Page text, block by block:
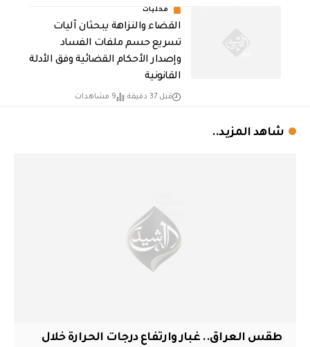
محليات
القضاء والنزاهة يبحثان آليات
تسريع حسم ملفات الفساد
وإصدار الأحكام القضائية وفق الأدلة
القانونية
قبل 37 دقيقة 9 مشاهدات
شاهد المزيد..
طقس العراق.. غبار وارتفاع درجات الحرارة خلال